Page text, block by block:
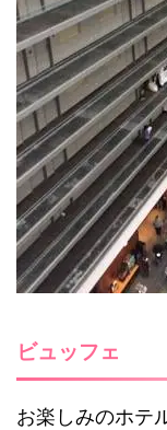
ビュッフェ
お楽しみのホテ